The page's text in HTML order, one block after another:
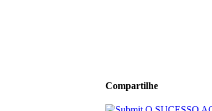
Compartilhe